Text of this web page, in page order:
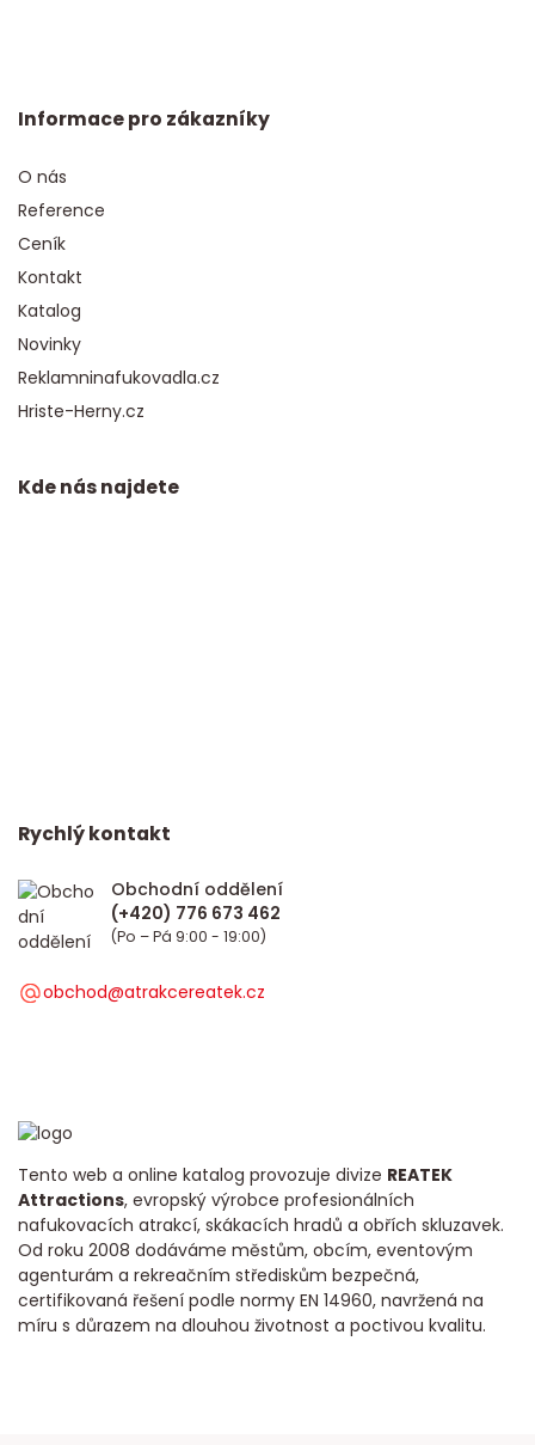
Informace pro zákazníky
O nás
Reference
Ceník
Kontakt
Katalog
Novinky
Reklamninafukovadla.cz
Hriste-Herny.cz
Kde nás najdete
Tento web a online katalog provozuje divize REATEK
Attractions, evropský výrobce profesionálních
nafukovacích atrakcí, skákacích hradů a obřích skluzavek.
Od roku 2008 dodáváme městům, obcím, eventovým
agenturám a rekreačním střediskům bezpečná,
certifikovaná řešení podle normy EN 14960, navržená na
míru s důrazem na dlouhou životnost a poctivou kvalitu.
Rychlý kontakt
Obchodní oddělení
(Po – Pá 9:00 - 19:00)
obchod@atrakcereatek.cz